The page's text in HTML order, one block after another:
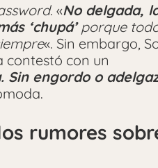
. «No delgada,
‘chupá’porque
«. Sin embargo,
contestó con un
Sin engordo o
rumores